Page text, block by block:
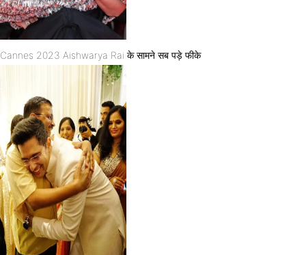
Cannes 2023 Aishwarya Rai के सामने सब पड़े फीके